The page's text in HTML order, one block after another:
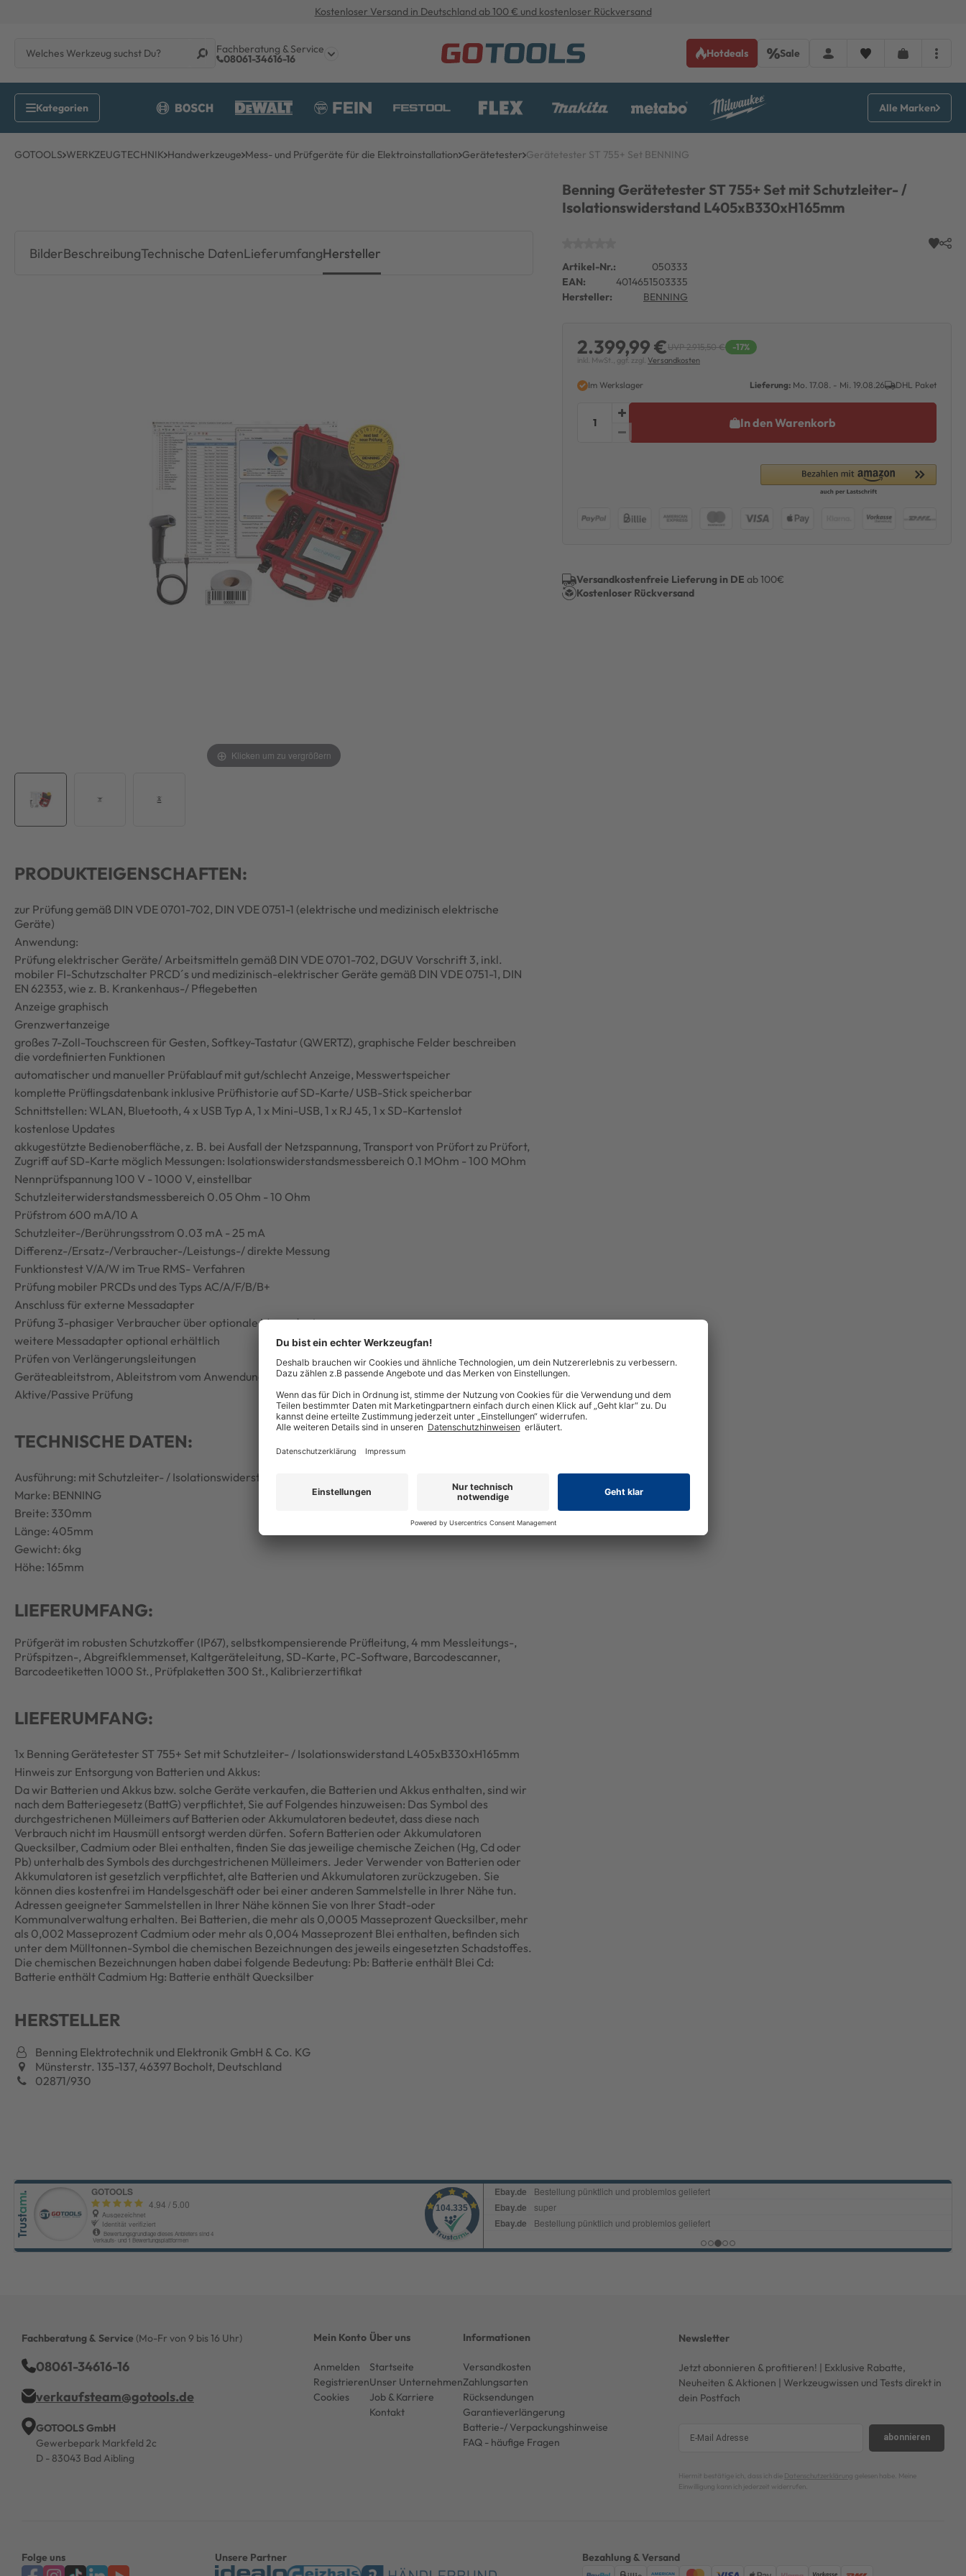
Kostenloser Versand in Deutschland ab 100 € und kostenloser Rückversand
Fachberatung & Service
08061-34616-16 Hotdeals Sale
Alle Marken
GOTOOLS WERKZEUGTECHNIK Handwerkzeuge Mess- und Prüfgeräte für die Elektroinstallation Gerätetester Gerätetester ST 755+ Set BENNING
BilderBeschreibungTechnische DatenLieferumfangHersteller
Klicken um zu vergrößern
PRODUKTEIGENSCHAFTEN:
zur Prüfung gemäß DIN VDE 0701-702, DIN VDE 0751-1 (elektrische und medizinisch elektrische
Geräte)
Anwendung:
Prüfung elektrischer Geräte/ Arbeitsmitteln gemäß DIN VDE 0701-702, DGUV Vorschrift 3, inkl.
mobiler FI-Schutzschalter PRCD´s und medizinisch-elektrischer Geräte gemäß DIN VDE 0751-1, DIN
EN 62353, wie z. B. Krankenhaus-/ Pflegebetten
Anzeige graphisch
Grenzwertanzeige
großes 7-Zoll-Touchscreen für Gesten, Softkey-Tastatur (QWERTZ), graphische Felder beschreiben
die vordefinierten Funktionen
automatischer und manueller Prüfablauf mit gut/schlecht Anzeige, Messwertspeicher
komplette Prüflingsdatenbank inklusive Prüfhistorie auf SD-Karte/ USB-Stick speicherbar
Schnittstellen: WLAN, Bluetooth, 4 x USB Typ A, 1 x Mini-USB, 1 x RJ 45, 1 x SD-Kartenslot
kostenlose Updates
akkugestützte Bedienoberfläche, z. B. bei Ausfall der Netzspannung, Transport von Prüfort zu Prüfort,
Zugriff auf SD-Karte möglich Messungen: Isolationswiderstandsmessbereich 0.1 MOhm - 100 MOhm
Nennprüfspannung 100 V - 1000 V, einstellbar
Schutzleiterwiderstandsmessbereich 0.05 Ohm - 10 Ohm
Prüfstrom 600 mA/10 A
Schutzleiter-/Berührungsstrom 0.03 mA - 25 mA
Differenz-/Ersatz-/Verbraucher-/Leistungs-/ direkte Messung
Funktionstest V/A/W im True RMS- Verfahren
Prüfung mobiler PRCDs und des Typs AC/A/F/B/B+
Anschluss für externe Messadapter
Prüfung 3-phasiger Verbraucher über optionale Messadapter
weitere Messadapter optional erhältlich
Prüfen von Verlängerungsleitungen
Geräteableitstrom, Ableitstrom vom Anwendungsteil Typ B, BF und CF
Aktive/Passive Prüfung
TECHNISCHE DATEN:
Ausführung: mit Schutzleiter- / Isolationswiderstand
Marke: BENNING
Breite: 330mm
Länge: 405mm
Gewicht: 6kg
Höhe: 165mm
LIEFERUMFANG:
Prüfgerät im robusten Schutzkoffer (IP67), selbstkompensierende Prüfleitung, 4 mm Messleitungs-,
Prüfspitzen-, Abgreifklemmenset, Kaltgeräteleitung, SD-Karte, PC-Software, Barcodescanner,
Barcodeetiketten 1000 St., Prüfplaketten 300 St., Kalibrierzertifikat
LIEFERUMFANG:
1x Benning Gerätetester ST 755+ Set mit Schutzleiter- / Isolationswiderstand L405xB330xH165mm
Hinweis zur Entsorgung von Batterien und Akkus:
Da wir Batterien und Akkus bzw. solche Geräte verkaufen, die Batterien und Akkus enthalten, sind wir
nach dem Batteriegesetz (BattG) verpflichtet, Sie auf Folgendes hinzuweisen: Das Symbol des
durchgestrichenen Mülleimers auf Batterien oder Akkumulatoren bedeutet, dass diese nach
Verbrauch nicht im Hausmüll entsorgt werden dürfen. Sofern Batterien oder Akkumulatoren
Quecksilber, Cadmium oder Blei enthalten, finden Sie das jeweilige chemische Zeichen (Hg, Cd oder
Pb) unterhalb des Symbols des durchgestrichenen Mülleimers. Jeder Verwender von Batterien oder
Akkumulatoren ist gesetzlich verpflichtet, alte Batterien und Akkumulatoren zurückzugeben. Sie
können dies kostenfrei im Handelsgeschäft oder bei einer anderen Sammelstelle in Ihrer Nähe tun.
Adressen geeigneter Sammelstellen in Ihrer Nähe können Sie von Ihrer Stadt-oder
Kommunalverwaltung erhalten. Bei Batterien, die mehr als 0,0005 Masseprozent Quecksilber, mehr
als 0,002 Masseprozent Cadmium oder mehr als 0,004 Masseprozent Blei enthalten, befinden sich
unter dem Mülltonnen-Symbol die chemischen Bezeichnungen des jeweils eingesetzten Schadstoffes.
Die chemischen Bezeichnungen haben dabei folgende Bedeutung: Pb: Batterie enthält Blei Cd:
Batterie enthält Cadmium Hg: Batterie enthält Quecksilber
HERSTELLER
Benning Elektrotechnik und Elektronik GmbH & Co. KG
Münsterstr. 135-137, 46397 Bocholt, Deutschland
02871/930
Benning Gerätetester ST 755+ Set mit Schutzleiter- /
Isolationswiderstand L405xB330xH165mm
Artikel-Nr.:
050333
EAN:
4014651503335
Hersteller:
BENNING
2.399,99 €UVP 2.915,50 € -17%
inkl. MwSt., ggf. zzgl. Versandkosten
Im Werkslager Lieferung: Mo. 17.08. - Mi. 19.08.26 DHL Paket
In den Warenkorb
Versandkostenfreie Lieferung in DE ab 100€
Kostenloser Rückversand
Fachberatung & Service (Mo-Fr von 9 bis 16 Uhr)
08061-34616-16
verkaufsteam@gotools.de
GOTOOLS GmbH
Gewerbepark Markfeld 2c
D - 83043 Bad Aibling
Mein Konto
Anmelden
Registrieren
Cookies
Über uns
Startseite
Unser Unternehmen
Job & Karriere
Kontakt
Informationen
Versandkosten
Zahlungsarten
Rücksendungen
Garantieverlängerung
Batterie-/ Verpackungshinweise
FAQ - häufige Fragen
Newsletter
Jetzt abonnieren & profitieren! | Exklusive Rabatte,
Neuheiten & Aktionen | Werkzeugwissen und Tests direkt in
dein Postfach
abonnieren
Hiermit bestätige ich, dass ich die Datenschutzerklärung gelesen habe. Meine
Einwilligung kann ich jederzeit widerrufen.
Folge uns Unsere Partner Bezahlung & Versand